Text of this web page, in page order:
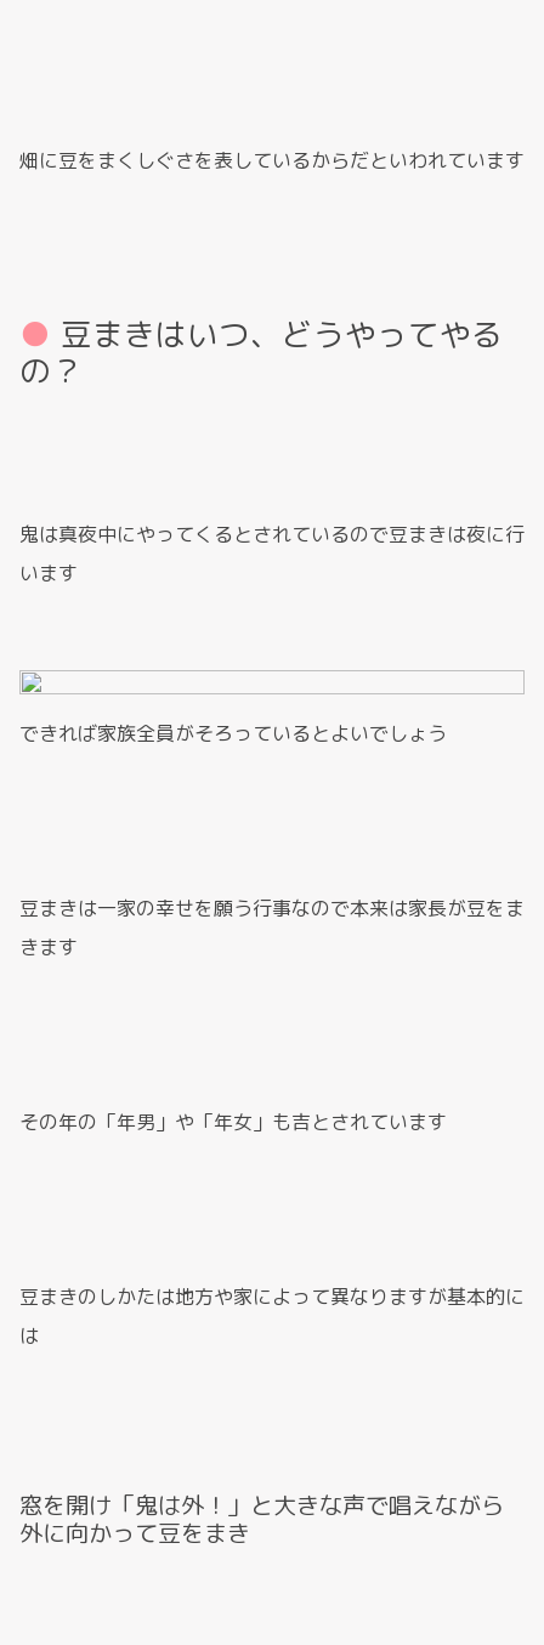
畑に豆をまくしぐさを表しているからだといわれています
豆まきはいつ、どうやってやる
の？
鬼は真夜中にやってくるとされているので豆まきは夜に行
います
できれば家族全員がそろっているとよいでしょう
豆まきは一家の幸せを願う行事なので本来は家長が豆をま
きます
その年の「年男」や「年女」も吉とされています
豆まきのしかたは地方や家によって異なりますが基本的に
は
窓を開け「鬼は外！」と大きな声で唱えながら
外に向かって豆をまき